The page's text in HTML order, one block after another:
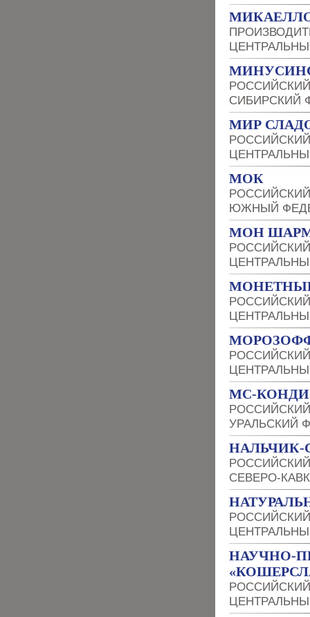
СИБИРСКИЙ
МИР
МОК
ЮЖНЫЙ
МОН
МС-КОНДИ
УРАЛЬСКИЙ
НАЛЬЧИК-
СЕВЕРО-
НАУЧНО-